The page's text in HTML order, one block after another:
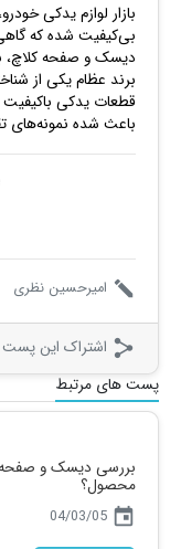
بازار لوازم یدکی
بی‌کیفیت شده که
دیسک و صفحه کلاچ،
برند عظام یکی از
قطعات یدکی باکیفیت
باعث شده نمونه‌های
create امیرحسین نظری
share اشتراک این پست
پست های مرتبط